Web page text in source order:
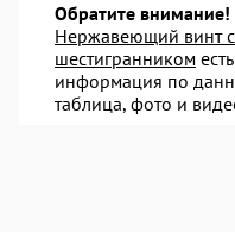
Обратите внимание!
Нержавеющий винт
шестигранником
информация по
таблица, фото и